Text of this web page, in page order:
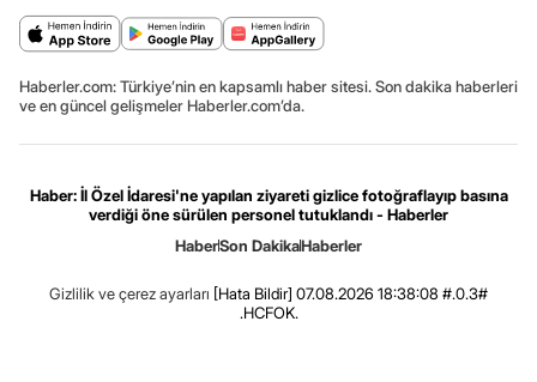
Haberler.com: Türkiye’nin en kapsamlı haber sitesi. Son dakika haberleri
ve en güncel gelişmeler Haberler.com’da.
Haber: İl Özel İdaresi'ne yapılan ziyareti gizlice fotoğraflayıp basına
verdiği öne sürülen personel tutuklandı - Haberler
HaberSon DakikaHaberler
Gizlilik ve çerez ayarları [Hata Bildir] 07.08.2026 18:38:08 #.0.3#
.HCFOK.